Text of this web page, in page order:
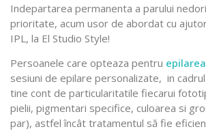
Indepartarea permanenta a parului
prioritate, acum usor de abordat cu
IPL, la El Studio Style!
Persoanele care opteaza pentru
sesiuni de epilare personalizate, in
tine cont de particularitatile fiecarui
pielii, pigmentari specifice, culoarea si
par), astfel încât tratamentul să fie